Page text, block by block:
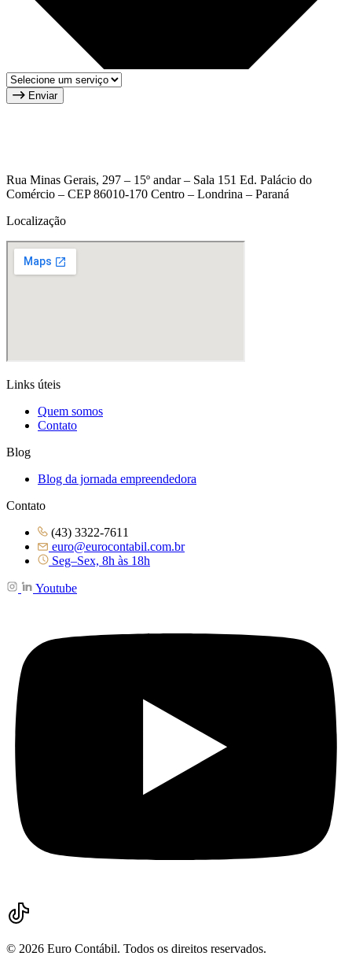
Enviar
Rua Minas Gerais, 297 – 15º andar – Sala 151 Ed. Palácio do
Comércio – CEP 86010-170 Centro – Londrina – Paraná
Localização
Links úteis
Quem somos
Contato
Blog
Blog da jornada empreendedora
Contato
(43) 3322-7611
euro@eurocontabil.com.br
Seg–Sex, 8h às 18h
Youtube
© 2026 Euro Contábil. Todos os direitos reservados.